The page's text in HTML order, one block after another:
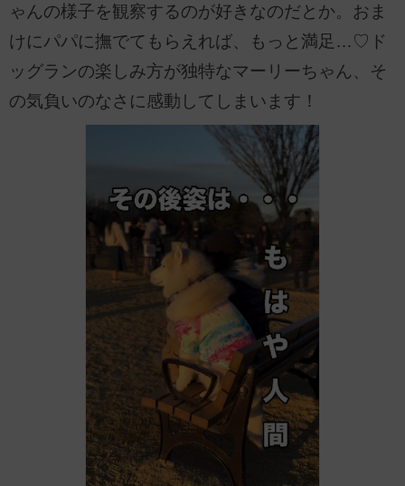
ゃんの様子を観察するのが好きなのだとか。おま
けにパパに撫でてもらえれば、もっと満足…♡ド
ッグランの楽しみ方が独特なマーリーちゃん、そ
の気負いのなさに感動してしまいます！